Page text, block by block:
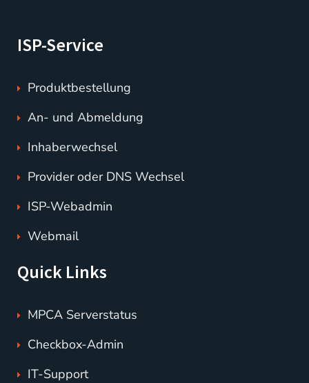
ISP-Service
Produktbestellung
An- und Abmeldung
Inhaberwechsel
Provider oder DNS Wechsel
ISP-Webadmin
Webmail
Quick Links
MPCA Serverstatus
Checkbox-Admin
IT-Support